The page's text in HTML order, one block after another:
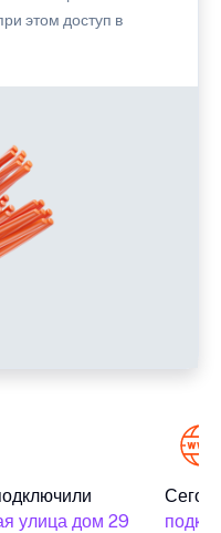
этом доступ в
улица дом 29